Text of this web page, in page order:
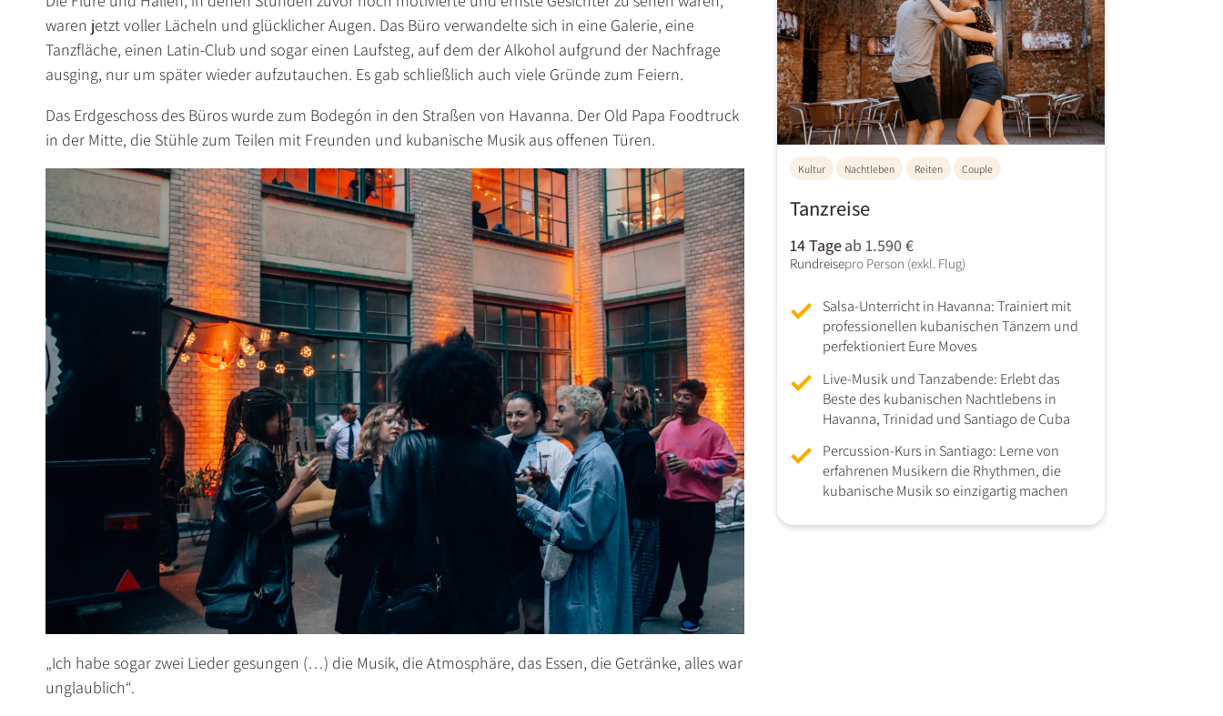
waren jetzt voller Lächeln und glücklicher Augen. Das Büro verwandelte sich in eine Galerie, eine
Tanzfläche, einen Latin-Club und sogar einen Laufsteg, auf dem der Alkohol aufgrund der Nachfrage
ausging, nur um später wieder aufzutauchen. Es gab schließlich auch viele Gründe zum Feiern.
Das Erdgeschoss des Büros wurde zum Bodegón in den Straßen von Havanna. Der Old Papa Foodtruck
in der Mitte, die Stühle zum Teilen mit Freunden und kubanische Musik aus offenen Türen.
„Ich habe sogar zwei Lieder gesungen (…) die Musik, die Atmosphäre, das Essen, die Getränke, alles war
unglaublich“.
Kultur Nachtleben Reiten Couple
Tanzreise
14 Tage
Rundreise
ab 1.590 €
pro Person (exkl. Flug)
Salsa-Unterricht in Havanna: Trainiert mit
professionellen kubanischen Tänzern und
perfektioniert Eure Moves
Live-Musik und Tanzabende: Erlebt das
Beste des kubanischen Nachtlebens in
Havanna, Trinidad und Santiago de Cuba
Percussion-Kurs in Santiago: Lerne von
erfahrenen Musikern die Rhythmen, die
kubanische Musik so einzigartig machen